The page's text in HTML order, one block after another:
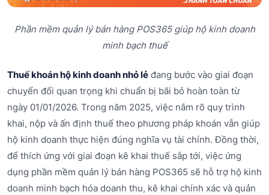
Phần mềm quản lý bán hàng POS365 giúp hộ kinh doanh
minh bạch thuế
Thuế khoán hộ kinh doanh nhỏ lẻ đang bước vào giai đoạn
chuyển đổi quan trọng khi chuẩn bị bãi bỏ hoàn toàn từ
ngày 01/01/2026. Trong năm 2025, việc nắm rõ quy trình
khai, nộp và ấn định thuế theo phương pháp khoán vẫn giúp
hộ kinh doanh thực hiện đúng nghĩa vụ tài chính. Đồng thời,
để thích ứng với giai đoạn kê khai thuế sắp tới, việc ứng
dụng phần mềm quản lý bán hàng POS365 sẽ hỗ trợ hộ kinh
doanh minh bạch hóa doanh thu, kê khai chính xác và quản